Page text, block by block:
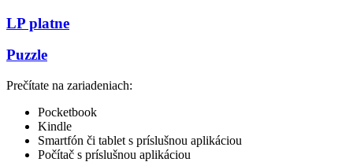
LP platne
Puzzle
Prečítate na zariadeniach:
Pocketbook
Kindle
Smartfón či tablet s príslušnou aplikáciou
Počítač s príslušnou aplikáciou